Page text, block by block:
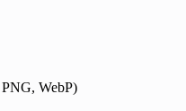
WebP)